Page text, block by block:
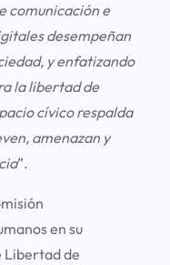
comunicación e
desempeñan
y enfatizando
la libertad de
cívico respalda
amenazan y
”.
en su
Libertad de